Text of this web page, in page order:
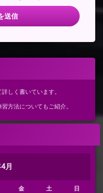
しく書いています。
方法についてもご紹介。
月
金 土 日